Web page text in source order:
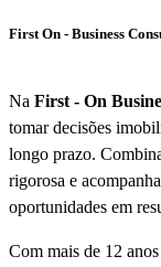
First On - Business
Na First - On
tomar decisões
longo prazo.
rigorosa e
oportunidades em
Com mais de 12